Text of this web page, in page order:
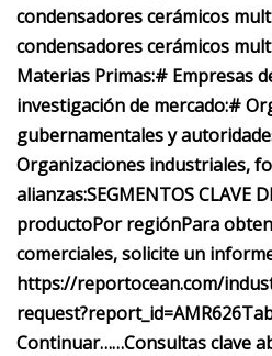
condensadores cerámicos
condensadores cerámicos
Materias Primas:# Empresas
investigación de mercado:#
gubernamentales y
Organizaciones industriales,
alianzas:SEGMENTOS CLAVE
productoPor regiónPara
comerciales, solicite un
https://reportocean.com/
request?report_id=AMR626
Continuar……Consultas clave